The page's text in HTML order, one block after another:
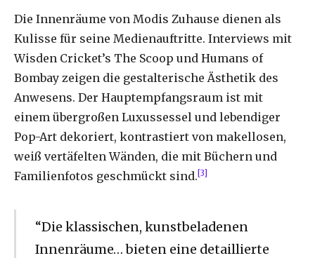
Die Innenräume von Modis Zuhause dienen als
Kulisse für seine Medienauftritte. Interviews mit
Wisden Cricket’s The Scoop und Humans of
Bombay zeigen die gestalterische Ästhetik des
Anwesens. Der Hauptempfangsraum ist mit
einem übergroßen Luxussessel und lebendiger
Pop-Art dekoriert, kontrastiert von makellosen,
weiß vertäfelten Wänden, die mit Büchern und
Familienfotos geschmückt sind. [3]
“Die klassischen, kunstbeladenen
Innenräume… bieten eine detaillierte